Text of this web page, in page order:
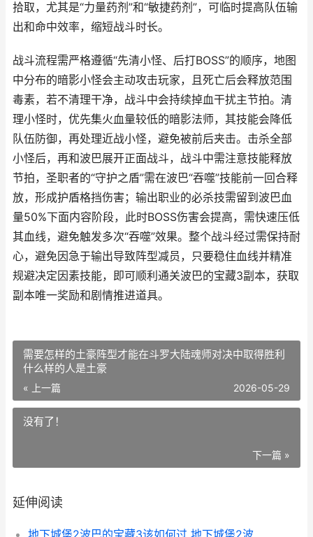
拾取，尤其是“力量药剂”和“敏捷药剂”，可临时提高队伍输
出和命中效率，缩短战斗时长。
战斗流程需严格遵循“先清小怪、后打BOSS”的顺序，地图
中分布的暗影小怪会主动攻击玩家，且死亡后会释放范围
毒素，若不清理干净，战斗中会持续掉血干扰主节拍。清
理小怪时，优先集火血量较低的暗影法师，其技能会降低
队伍防御，再处理近战小怪，避免被前后夹击。击杀全部
小怪后，再和波巴展开正面战斗，战斗中需注意技能释放
节拍，圣职者的“守护之盾”需在波巴“吞噬”技能前一回合释
放，形成护盾格挡伤害；输出职业的必杀技需留到波巴血
量50%下面内容阶段，此时BOSS伤害会提高，需快速压低
其血线，避免触发多次“吞噬”效果。整个战斗经过需保持耐
心，避免因急于输出导致阵型减员，只要稳住血线并精准
规避决定因素技能，即可顺利通关波巴的宝藏3副本，获取
副本唯一奖励和剧情推进道具。
需要怎样的土豪阵型才能在斗罗大陆魂师对决中取得胜利
什么样的人是土豪
« 上一篇 2026-05-29
没有了！
下一篇 »
延伸阅读